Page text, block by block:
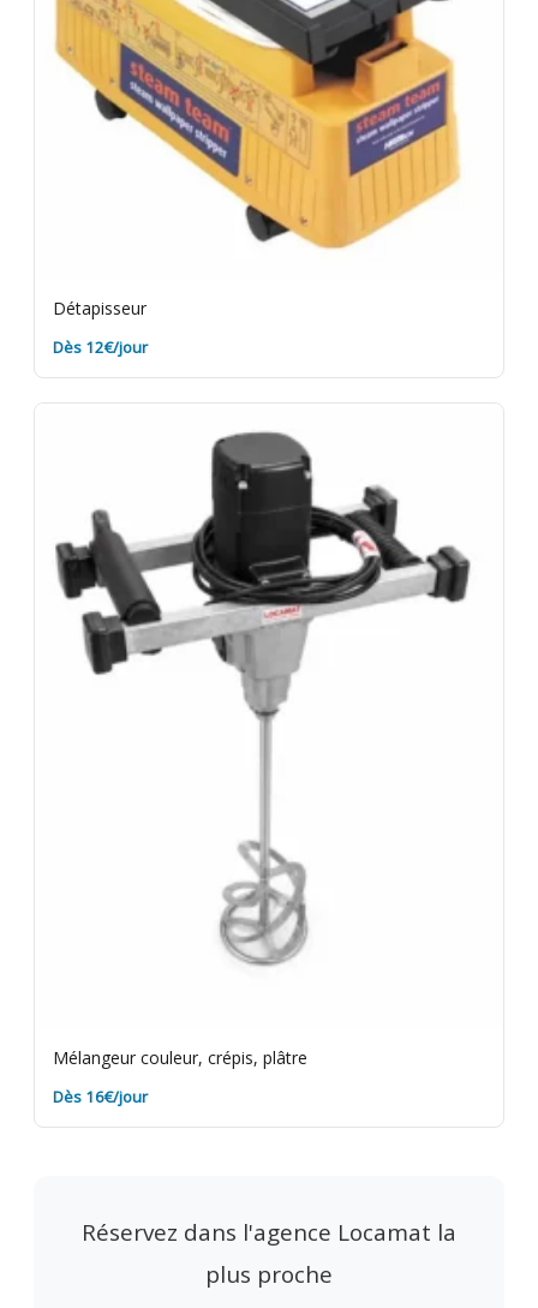
Détapisseur
Dès 12€/jour
Mélangeur couleur, crépis, plâtre
Dès 16€/jour
Réservez dans l'agence Locamat la
plus proche